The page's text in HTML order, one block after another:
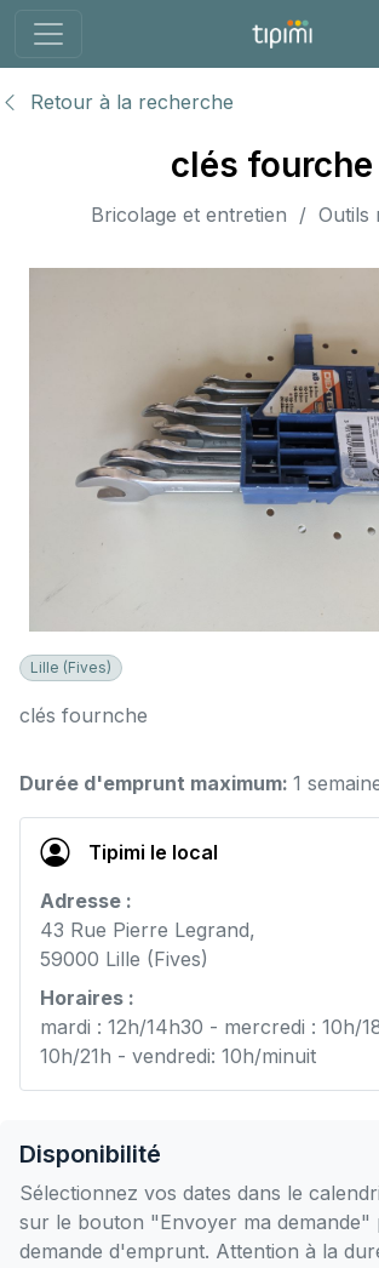
Retour à la recherche
clés fourche
Bricolage et entretien / Outils
Lille (Fives)
clés fournche
Durée d'emprunt maximum: 1
Tipimi le local
Adresse :
43 Rue Pierre Legrand,
59000 Lille (Fives)
Horaires :
mardi : 12h/14h30 - mercredi : 10h/
10h/21h - vendredi: 10h/minuit
Disponibilité
Sélectionnez vos dates dans le
sur le bouton "Envoyer ma demande"
demande d'emprunt. Attention à la